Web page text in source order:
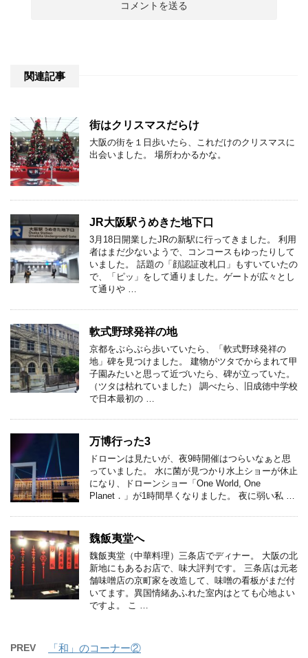
関連記事
街はクリスマスだらけ
大阪の街を１日歩いたら、これだけのクリスマスに
出会いました。 場所わかるかな。
JR大阪駅うめきた地下口
3月18日開業したJRの新駅に行ってきました。 利用
者はまだ少ないようで、コンコースもゆったりして
いました。 話題の「顔認証改札口」もすいていたの
で、「ピッ」をして通りました。ゲートが広々とし
て通りや …
軟式野球発祥の地
京都をぶらぶら歩いていたら、「軟式野球発祥の
地」碑を見つけました。 建物がツタでからまれて甲
子園みたいと思って近づいたら、碑が立っていた。
（ツタは枯れていました） 調べたら、旧成徳中学校
で日本最初の …
万博行った3
ドローンは見たいが、夜9時開催はつらいなぁと思
っていました。 水に菌が見つかり水上ショーが休止
になり、ドローンショー「One World, One
Planet．」が1時間早くなりました。 夜に弱い私 …
魏飯夷堂へ
魏飯夷堂（中華料理）三条店でディナー。 大阪の北
新地にもあるお店で、味大評判です。 三条店は元老
舗味噌店の京町家を改造して、味噌の看板がまだ付
いてます。異国情緒あふれた室内はとても心地よい
ですよ。 こ …
PREV 「和」のコーナー②